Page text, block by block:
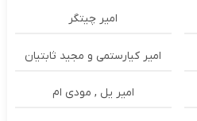
امیر چیتگر
امیر کیارستمی و مجید ثابتیان
امیر یل , مودی ام